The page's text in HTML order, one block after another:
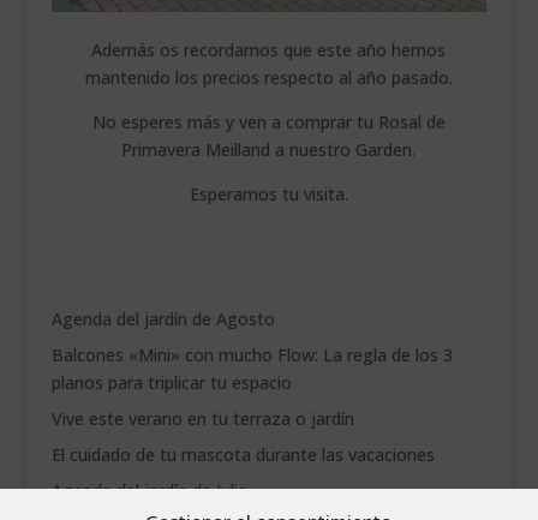
Además os recordamos que este año hemos
mantenido los precios respecto al año pasado.
No esperes más y ven a comprar tu Rosal de
Primavera Meilland a nuestro Garden.
Esperamos tu visita.
Agenda del jardín de Agosto
Balcones «Mini» con mucho Flow: La regla de los 3
planos para triplicar tu espacio
Vive este verano en tu terraza o jardín
El cuidado de tu mascota durante las vacaciones
Agenda del jardín de Julio